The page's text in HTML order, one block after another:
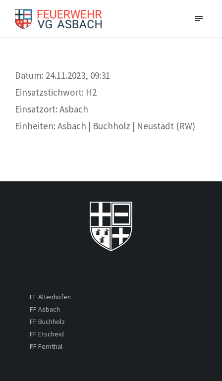
Datum: 24.11.2023, 09:31
Einsatzstichwort: H2
Einsatzort: Asbach
Einheiten: Asbach | Buchholz | Neustadt (RW)
FF Altenhofen
FF Asbach
FF Buchholz
FF Etscheid
FF Fernthal